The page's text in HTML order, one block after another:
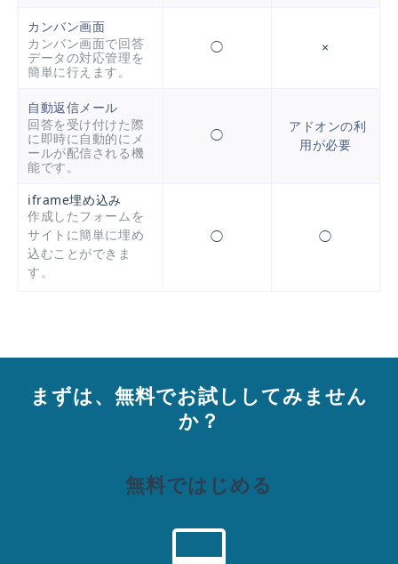
カンバン画面
カンバン画面で回答
データの対応管理を
簡単に行えます。
◯ ×
自動返信メール
回答を受け付けた際
に即時に自動的にメ
ールが配信される機
能です。
◯
アドオンの利
用が必要
iframe埋め込み
作成したフォームを
サイトに簡単に埋め
込むことができま
す。
◯ ◯
まずは、無料でお試ししてみません
か？
無料ではじめる